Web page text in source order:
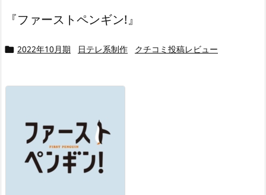
『ファーストペンギン!』
 2022年10月期 日テレ系制作 クチコミ投稿レビュー